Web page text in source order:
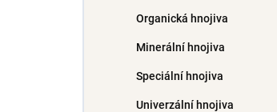
Organická hnojiva
Minerální hnojiva
Speciální hnojiva
Univerzální hnojiva